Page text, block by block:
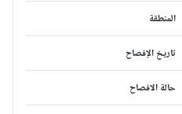
المنطقة
تاريخ الإفصاح
حالة الافصاح